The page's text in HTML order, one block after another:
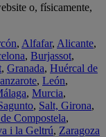
o, físicamente,
, Alfafar, Alicante,
, Burjassot,
, Granada, Huércal de
, León,
, Murcia,
, Salt, Girona,
Compostela,
i la Geltrú, Zaragoza